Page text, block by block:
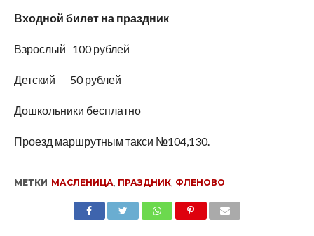
Входной билет на праздник
Взрослый 100 рублей
Детский 50 рублей
Дошкольники бесплатно
Проезд маршрутным такси №104,130.
МЕТКИ МАСЛЕНИЦА, ПРАЗДНИК, ФЛЕНОВО